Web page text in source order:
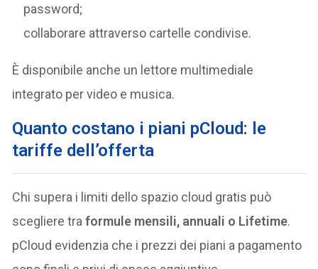
password;
collaborare attraverso cartelle condivise.
È disponibile anche un lettore multimediale
integrato per video e musica.
Quanto costano i piani pCloud: le
tariffe dell’offerta
Chi supera i limiti dello spazio cloud gratis può
scegliere traformule mensili, annuali o Lifetime.
pCloud evidenzia che i prezzi dei piani a pagamento